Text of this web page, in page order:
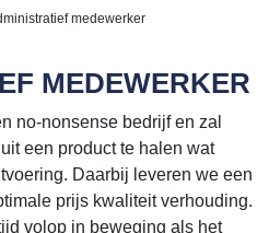
medewerker
MEDEWERKER
no-nonsense bedrijf en zal
een product te halen wat
Daarbij leveren we een
prijs kwaliteit verhouding.
volop in beweging als het